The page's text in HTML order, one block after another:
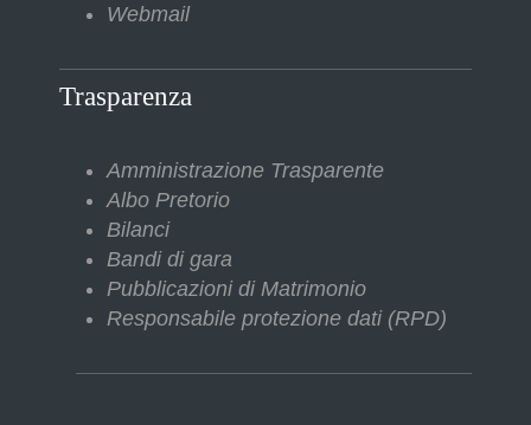
Webmail
Trasparenza
Amministrazione Trasparente
Albo Pretorio
Bilanci
Bandi di gara
Pubblicazioni di Matrimonio
Responsabile protezione dati (RPD)